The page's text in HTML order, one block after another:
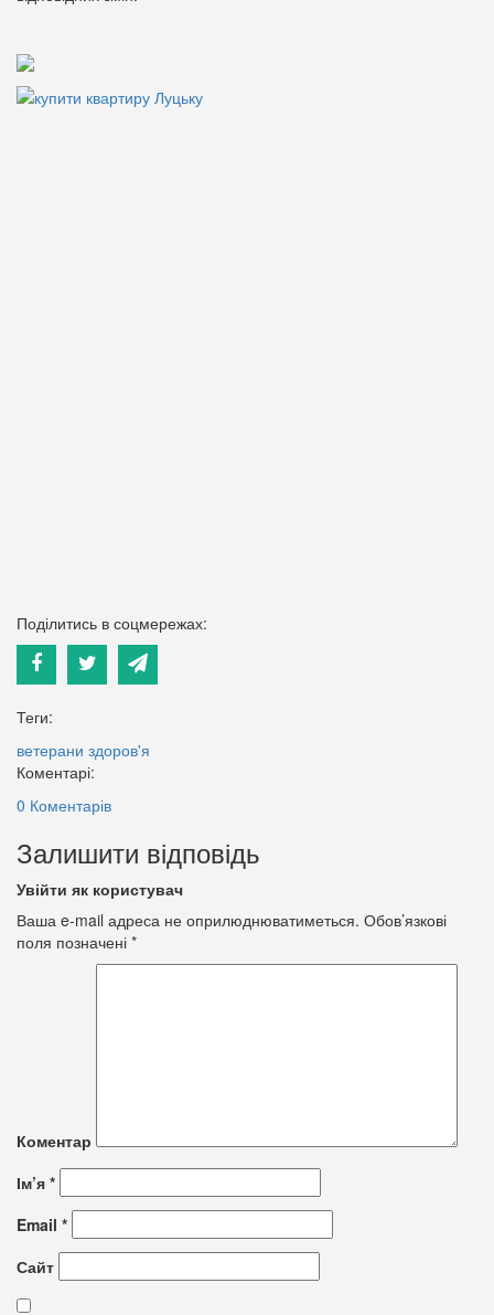
Поділитись в соцмережах:
Теги:
ветерани здоров'я
Коментарі:
0 Коментарів
Залишити відповідь
Увійти як користувач
Ваша e-mail адреса не оприлюднюватиметься. Обов’язкові
поля позначені *
Коментар
Ім’я *
Email *
Сайт